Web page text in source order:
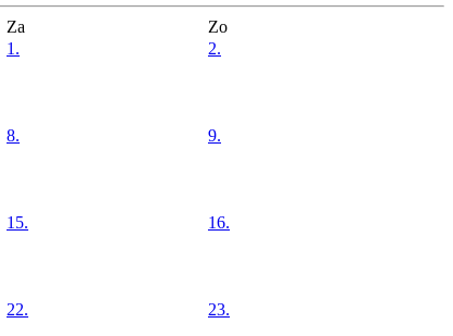
Za
Zo
1.
2.
8. 9.
15. 16.
22. 23.